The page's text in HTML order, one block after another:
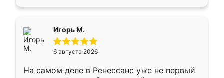
Игорь М.
6 августа 2026
На самом деле в Ренессанс уже не первый